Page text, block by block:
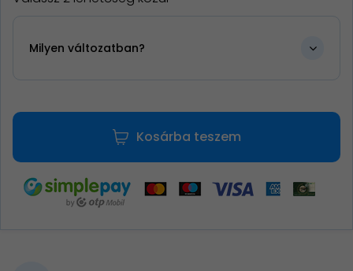
Milyen változatban?
Kosárba teszem